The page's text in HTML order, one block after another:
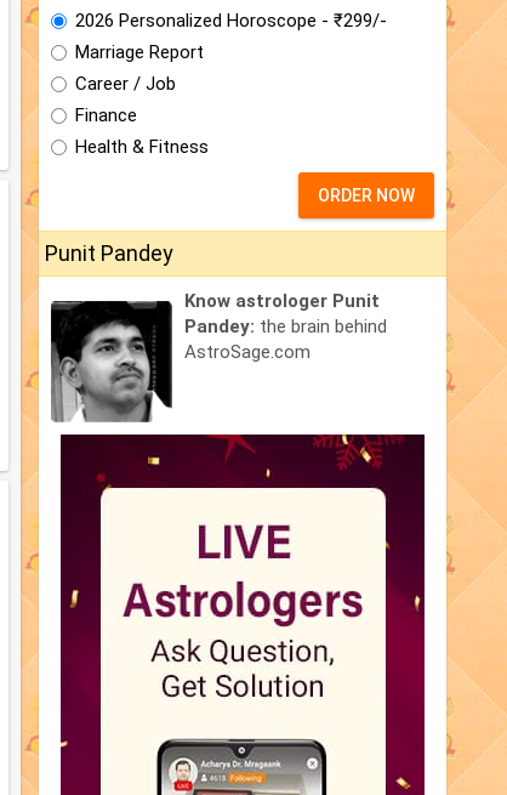
2026 Personalized Horoscope - ₹299/-
Marriage Report
Career / Job
Finance
Health & Fitness
ORDER NOW
Punit Pandey
Know astrologer Punit
Pandey: the brain behind
AstroSage.com